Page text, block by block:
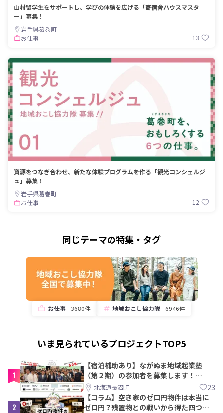
山村留学生をサポートし、学びの体験を広げる「寄宿舎ハウスマスタ
ー」募集！
岩手県葛巻町
お仕事
13
資源をつなぎ合わせ、新たな体験プログラムを作る「観光コンシェルジ
ュ」募集！
岩手県葛巻町
お仕事
12
同じテーマの特集・タグ
お仕事 3680件 地域おこし協力隊 6946件
いま見られているプロジェクトTOP5
1
【宿泊補助あり】ながぬま地域起業塾
（第２期）の参加者を募集します！
【8/21〆】
北海道長沼町 23
2
【コラム】空き家のゼロ円物件は本当に
ゼロ円？残置物との戦いから得た四つの